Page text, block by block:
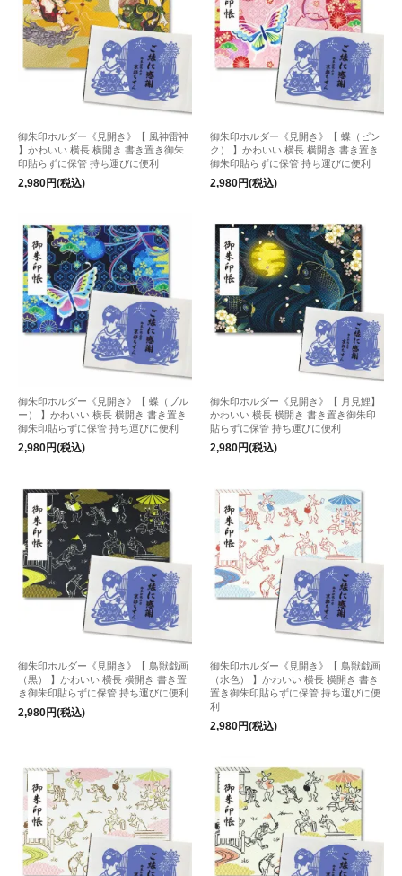
御朱印ホルダー《見開き》【 風神雷神
】かわいい 横長 横開き 書き置き御朱
印貼らずに保管 持ち運びに便利
2,980円(税込)
御朱印ホルダー《見開き》【 蝶（ピン
ク） 】かわいい 横長 横開き 書き置き
御朱印貼らずに保管 持ち運びに便利
2,980円(税込)
御朱印ホルダー《見開き》【 蝶（ブル
ー） 】かわいい 横長 横開き 書き置き
御朱印貼らずに保管 持ち運びに便利
2,980円(税込)
御朱印ホルダー《見開き》【 月見鯉】
かわいい 横長 横開き 書き置き御朱印
貼らずに保管 持ち運びに便利
2,980円(税込)
御朱印ホルダー《見開き》【 鳥獣戯画
（黒） 】かわいい 横長 横開き 書き置
き御朱印貼らずに保管 持ち運びに便利
2,980円(税込)
御朱印ホルダー《見開き》【 鳥獣戯画
（水色） 】かわいい 横長 横開き 書き
置き御朱印貼らずに保管 持ち運びに便
利
2,980円(税込)